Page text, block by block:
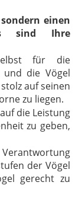
einen
sind Ihre
für die
und die Vögel
auf seinen
zu liegen.
die Leistung
zu geben,
der Vögel
gerecht zu